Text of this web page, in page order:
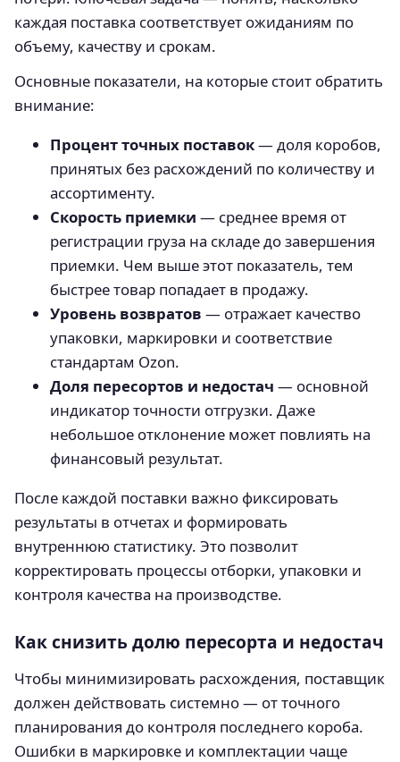
каждая поставка соответствует ожиданиям по
объему, качеству и срокам.
Основные показатели, на которые стоит обратить
внимание:
Процент точных поставок— доля коробов,
принятых без расхождений по количеству и
ассортименту.
Скорость приемки — среднее время от
регистрации груза на складе до завершения
приемки. Чем выше этот показатель, тем
быстрее товар попадает в продажу.
Уровень возвратов — отражает качество
упаковки, маркировки и соответствие
стандартам Ozon.
Доля пересортов и недостач — основной
индикатор точности отгрузки. Даже
небольшое отклонение может повлиять на
финансовый результат.
После каждой поставки важно фиксировать
результаты в отчетах и формировать
внутреннюю статистику. Это позволит
корректировать процессы отборки, упаковки и
контроля качества на производстве.
Как снизить долю пересорта и недостач
Чтобы минимизировать расхождения, поставщик
должен действовать системно — от точного
планирования до контроля последнего короба.
Ошибки в маркировке и комплектации чаще